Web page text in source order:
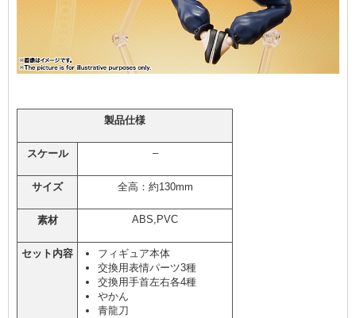
製品仕様
スケール –
サイズ 全高：約130mm
素材 ABS,PVC
セット内容
フィギュア本体
交換用表情パーツ3種
交換用手首左右各4種
やかん
青龍刀